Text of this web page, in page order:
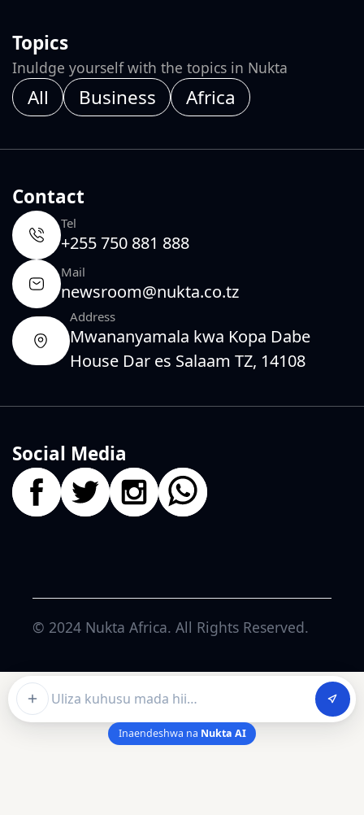
Ask about this article
Inaendeshwa na Nukta AI
Topics
Inuldge yourself with the topics in Nukta
All Business Africa
Contact
Tel
+255 750 881 888
Mail
newsroom@nukta.co.tz
Address
Mwananyamala kwa Kopa Dabe
House Dar es Salaam TZ, 14108
Social Media
© 2024 Nukta Africa. All Rights Reserved.